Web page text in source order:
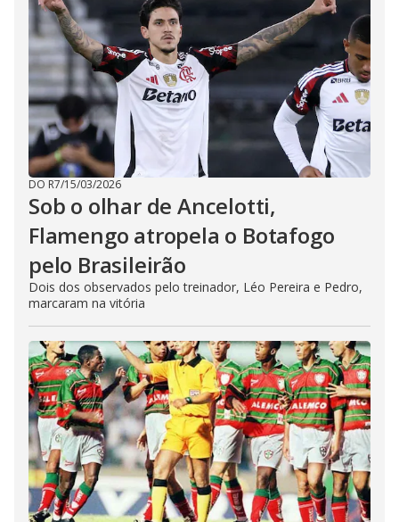
DO R7/15/03/2026
Sob o olhar de Ancelotti,
Flamengo atropela o Botafogo
pelo Brasileirão
Dois dos observados pelo treinador, Léo Pereira e Pedro,
marcaram na vitória